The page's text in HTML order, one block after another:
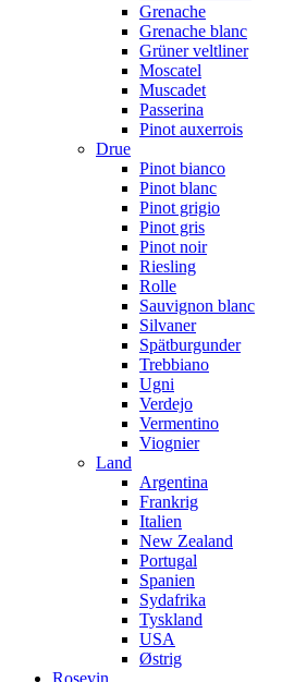
Grenache
Grenache blanc
Grüner veltliner
Moscatel
Muscadet
Passerina
Pinot auxerrois
Drue
Pinot bianco
Pinot blanc
Pinot grigio
Pinot gris
Pinot noir
Riesling
Rolle
Sauvignon blanc
Silvaner
Spätburgunder
Trebbiano
Ugni
Verdejo
Vermentino
Viognier
Land
Argentina
Frankrig
Italien
New Zealand
Portugal
Spanien
Sydafrika
Tyskland
USA
Østrig